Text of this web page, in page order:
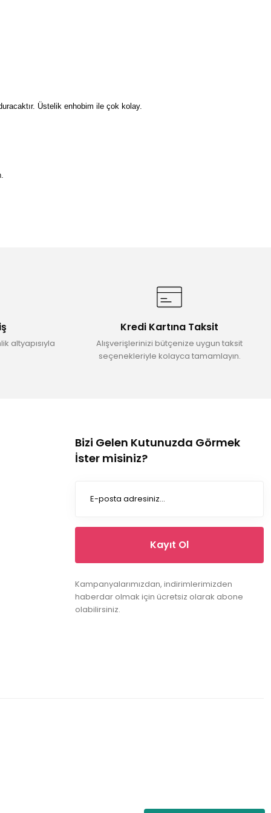
Üstelik enhobim ile çok kolay.
altyapısıyla
Kredi Kartına Taksit
Alışverişlerinizi bütçenize uygun taksit
seçenekleriyle kolayca tamamlayın.
Bizi Gelen Kutunuzda Görmek
İster misiniz?
Kayıt Ol
Kampanyalarımızdan, indirimlerimizden
haberdar olmak için ücretsiz olarak abone
olabilirsiniz.